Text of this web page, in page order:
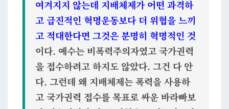
여겨지지 않는데 지배체제가 어떤 과격하
고 급진적인 혁명운동보다 더 위협을 느끼
고 적대한다면 그것은 분명히 혁명적인 것
이다. 예수는 비폭력주의자였고 국가권력
을 접수하려고 하지도 않았다. 그건 다 안
다. 그런데 왜 지배체제는 폭력을 사용하
고 국가권력 접수를 목표로 싸운 바라빠보